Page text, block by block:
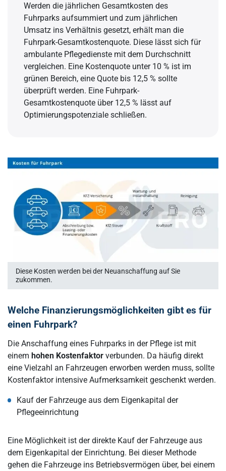
Werden die jährlichen Gesamtkosten des
Fuhrparks aufsummiert und zum jährlichen
Umsatz ins Verhältnis gesetzt, erhält man die
Fuhrpark-Gesamtkostenquote. Diese lässt sich für
ambulante Pflegedienste mit dem Durchschnitt
vergleichen. Eine Kostenquote unter 10 % ist im
grünen Bereich, eine Quote bis 12,5 % sollte
überprüft werden. Eine Fuhrpark-
Gesamtkostenquote über 12,5 % lässt auf
Optimierungspotenziale schließen.
Diese Kosten werden bei der Neuanschaffung auf Sie
zukommen.
Welche Finanzierungsmöglichkeiten gibt es für
einen Fuhrpark?
Die Anschaffung eines Fuhrparks in der Pflege ist mit
einem hohen Kostenfaktor verbunden. Da häufig direkt
eine Vielzahl an Fahrzeugen erworben werden muss, sollte
Kostenfaktor intensive Aufmerksamkeit geschenkt werden.
Kauf der Fahrzeuge aus dem Eigenkapital der
Pflegeeinrichtung
Eine Möglichkeit ist der direkte Kauf der Fahrzeuge aus
dem Eigenkapital der Einrichtung. Bei dieser Methode
gehen die Fahrzeuge ins Betriebsvermögen über, bei einem